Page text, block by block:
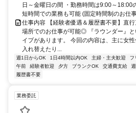
日～金曜日の間 ・勤務時間は9:00～18:00
短時間での業務も可能 (固定時間制のお仕
仕事内容 【経験者優遇＆履歴書不要】直
場所でのお仕事が可能◎ 『ラウンダー』
イプがあります。 今回の内容は、主に女
入れ替えたり...
週1日からOK 1日4時間以内OK 主婦・主夫歓迎 フ
午前
経験者歓迎 夕方 ブランクOK 交通費支給
履歴書不要
業務委託